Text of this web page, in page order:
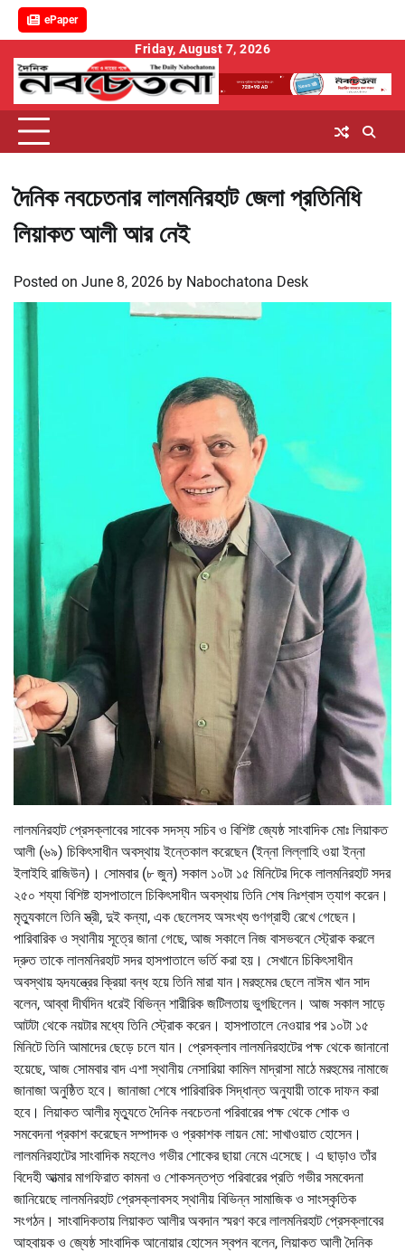
ePaper
content
Friday, August 7, 2026
দৈনিক নবচেতনার লালমনিরহাট জেলা প্রতিনিধি
লিয়াকত আলী আর নেই
Posted on June 8, 2026 by Nabochatona Desk
লালমনিরহাট প্রেসক্লাবের সাবেক সদস্য সচিব ও বিশিষ্ট জ্যেষ্ঠ সাংবাদিক মোঃ লিয়াকত
আলী (৬৯) চিকিৎসাধীন অবস্থায় ইন্তেকাল করেছেন (ইন্না লিল্লাহি ওয়া ইন্না
ইলাইহি রাজিউন)। সোমবার (৮ জুন) সকাল ১০টা ১৫ মিনিটের দিকে লালমনিরহাট সদর
২৫০ শয্যা বিশিষ্ট হাসপাতালে চিকিৎসাধীন অবস্থায় তিনি শেষ নিঃশ্বাস ত্যাগ করেন।
মৃত্যুকালে তিনি স্ত্রী, দুই কন্যা, এক ছেলেসহ অসংখ্য গুণগ্রাহী রেখে গেছেন।
পারিবারিক ও স্থানীয় সূত্রে জানা গেছে, আজ সকালে নিজ বাসভবনে স্ট্রোক করলে
দ্রুত তাকে লালমনিরহাট সদর হাসপাতালে ভর্তি করা হয়। সেখানে চিকিৎসাধীন
অবস্থায় হৃদযন্ত্রের ক্রিয়া বন্ধ হয়ে তিনি মারা যান।মরহুমের ছেলে নাঈম খান সাদ
বলেন, আব্বা দীর্ঘদিন ধরেই বিভিন্ন শারীরিক জটিলতায় ভুগছিলেন। আজ সকাল সাড়ে
আটটা থেকে নয়টার মধ্যে তিনি স্ট্রোক করেন। হাসপাতালে নেওয়ার পর ১০টা ১৫
মিনিটে তিনি আমাদের ছেড়ে চলে যান। প্রেসক্লাব লালমনিরহাটের পক্ষ থেকে জানানো
হয়েছে, আজ সোমবার বাদ এশা স্থানীয় নেসারিয়া কামিল মাদ্রাসা মাঠে মরহুমের নামাজে
জানাজা অনুষ্ঠিত হবে। জানাজা শেষে পারিবারিক সিদ্ধান্ত অনুযায়ী তাকে দাফন করা
হবে। লিয়াকত আলীর মৃত্যুতে দৈনিক নবচেতনা পরিবারের পক্ষ থেকে শোক ও
সমবেদনা প্রকাশ করেছেন সম্পাদক ও প্রকাশক লায়ন মো: সাখাওয়াত হোসেন।
লালমনিরহাটের সাংবাদিক মহলেও গভীর শোকের ছায়া নেমে এসেছে। এ ছাড়াও তাঁর
বিদেহী আত্মার মাগফিরাত কামনা ও শোকসন্তপ্ত পরিবারের প্রতি গভীর সমবেদনা
জানিয়েছে লালমনিরহাট প্রেসক্লাবসহ স্থানীয় বিভিন্ন সামাজিক ও সাংস্কৃতিক
সংগঠন। সাংবাদিকতায় লিয়াকত আলীর অবদান স্মরণ করে লালমনিরহাট প্রেসক্লাবের
আহবায়ক ও জ্যেষ্ঠ সাংবাদিক আনোয়ার হোসেন স্বপন বলেন, লিয়াকত আলী দৈনিক